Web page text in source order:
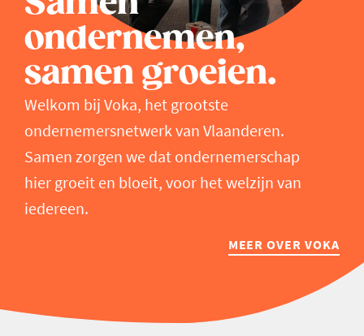
ondernemen,
samen groeien.
Welkom bij Voka, het grootste
ondernemersnetwerk van Vlaanderen.
Samen zorgen we dat ondernemerschap
hier groeit en bloeit, voor het welzijn van
iedereen.
MEER OVER VOKA